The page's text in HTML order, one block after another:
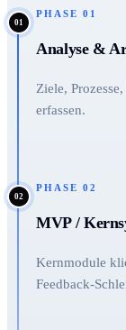
01
PHASE 01
Analyse &
Ziele,
erfassen.
02
PHASE 02
MVP /
Kernmodule
Feedback-